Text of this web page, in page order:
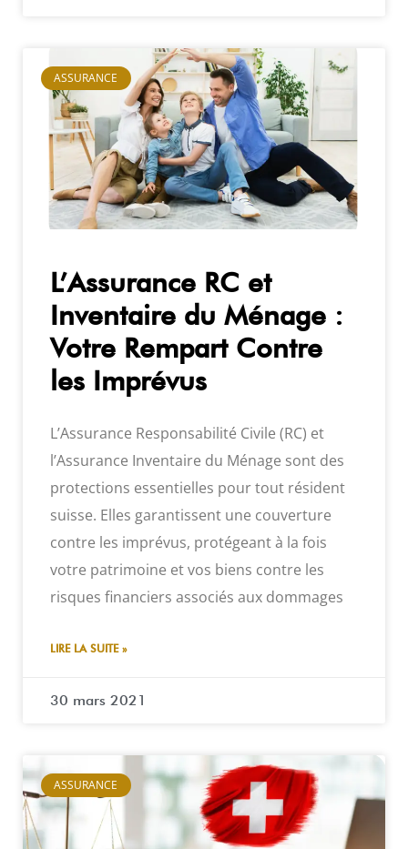
ASSURANCE
L’Assurance RC et
Inventaire du Ménage :
Votre Rempart Contre
les Imprévus
L’Assurance Responsabilité Civile (RC) et
l’Assurance Inventaire du Ménage sont des
protections essentielles pour tout résident
suisse. Elles garantissent une couverture
contre les imprévus, protégeant à la fois
votre patrimoine et vos biens contre les
risques financiers associés aux dommages
LIRE LA SUITE »
30 mars 2021
ASSURANCE